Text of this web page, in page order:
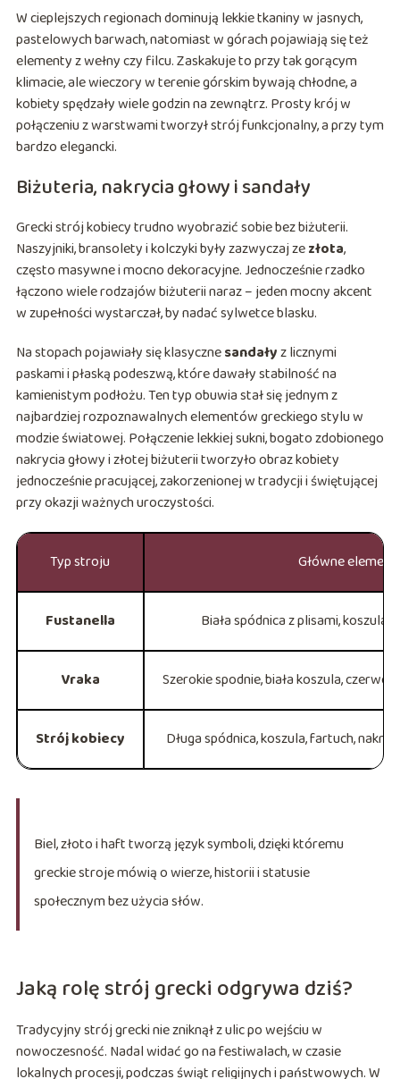
W cieplejszych regionach dominują lekkie tkaniny w jasnych,
pastelowych barwach, natomiast w górach pojawiają się też
elementy z wełny czy filcu. Zaskakuje to przy tak gorącym
klimacie, ale wieczory w terenie górskim bywają chłodne, a
kobiety spędzały wiele godzin na zewnątrz. Prosty krój w
połączeniu z warstwami tworzył strój funkcjonalny, a przy tym
bardzo elegancki.
Biżuteria, nakrycia głowy i sandały
Grecki strój kobiecy trudno wyobrazić sobie bez biżuterii.
Naszyjniki, bransolety i kolczyki były zazwyczaj zezłota,
często masywne i mocno dekoracyjne. Jednocześnie rzadko
łączono wiele rodzajów biżuterii naraz – jeden mocny akcent
w zupełności wystarczał, by nadać sylwetce blasku.
Na stopach pojawiały się klasycznesandałyz licznymi
paskami i płaską podeszwą, które dawały stabilność na
kamienistym podłożu. Ten typ obuwia stał się jednym z
najbardziej rozpoznawalnych elementów greckiego stylu w
modzie światowej. Połączenie lekkiej sukni, bogato zdobionego
nakrycia głowy i złotej biżuterii tworzyło obraz kobiety
jednocześnie pracującej, zakorzenionej w tradycji i świętującej
przy okazji ważnych uroczystości.
Typ stroju Główne
Fustanella Biała spódnica z plisami,
Vraka Szerokie spodnie, biała koszula,
Strój kobiecy Długa spódnica, koszula, fartuch,
Biel, złoto i haft tworzą język symboli, dzięki któremu
greckie stroje mówią o wierze, historii i statusie
społecznym bez użycia słów.
Jaką rolę strój grecki odgrywa dziś?
Tradycyjny strój grecki nie zniknął z ulic po wejściu w
nowoczesność. Nadal widać go na festiwalach, w czasie
lokalnych procesji, podczas świąt religijnych i państwowych. W